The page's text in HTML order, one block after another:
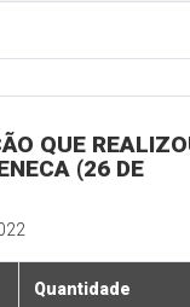
QUE
(26 DE
Quantidade